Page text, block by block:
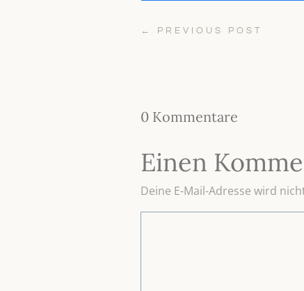
← PREVIOUS POST
0 Kommentare
Einen
Deine E-Mail-Adresse wird